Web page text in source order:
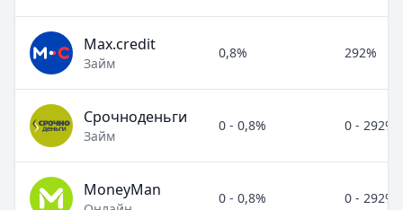
Max.credit
Займ
0,8% 292%
Срочноденьги
Займ
0 - 0,8% 0 - 292%
MoneyMan 0 - 0,8% 0 - 292%